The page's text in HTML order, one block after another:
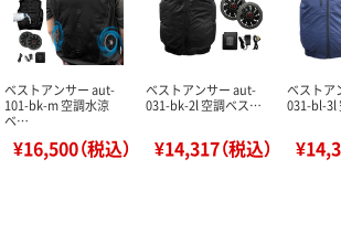
ベストアンサー aut-
101-bk-m 空調水涼
ベ…
¥16,500（税込）
ベストアンサー aut-
031-bk-2l 空調ベス…
¥14,317（税込）
ベストア
031-bl-3l